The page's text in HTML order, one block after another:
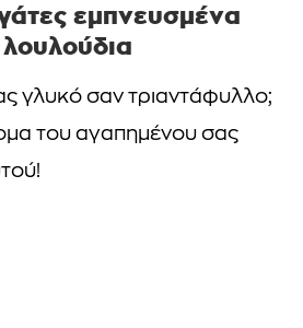
εμπνευσμένα
γλυκό σαν τριαντάφυλλο;
του αγαπημένου σας